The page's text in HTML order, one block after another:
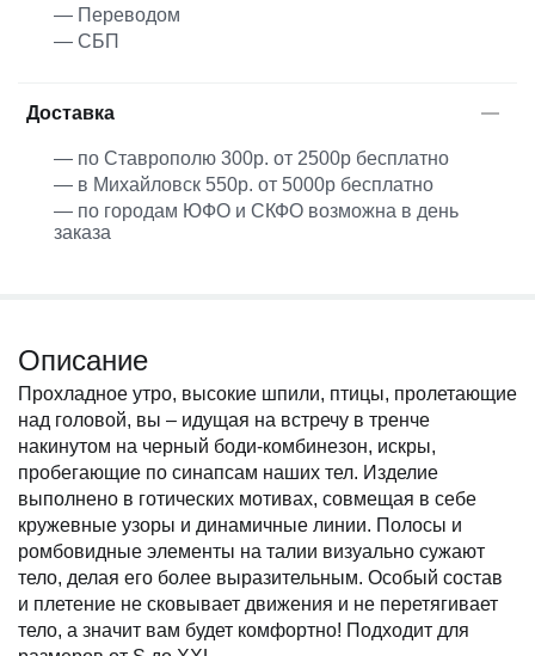
— Переводом
— СБП
Доставка
— по Ставрополю 300р. от 2500р бесплатно
— в Михайловск 550р. от 5000р бесплатно
— по городам ЮФО и СКФО возможна в день
заказа
Описание
Прохладное утро, высокие шпили, птицы, пролетающие
над головой, вы – идущая на встречу в тренче
накинутом на черный боди-комбинезон, искры,
пробегающие по синапсам наших тел. Изделие
выполнено в готических мотивах, совмещая в себе
кружевные узоры и динамичные линии. Полосы и
ромбовидные элементы на талии визуально сужают
тело, делая его более выразительным. Особый состав
и плетение не сковывает движения и не перетягивает
тело, а значит вам будет комфортно! Подходит для